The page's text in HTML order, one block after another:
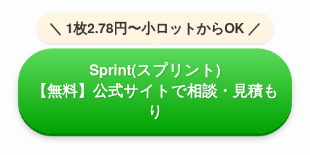
＼ 1枚2.78円〜小ロットからOK ／
Sprint(スプリント)
【無料】公式サイトで相談・見積も
り